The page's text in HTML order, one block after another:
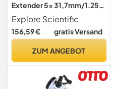
Extender 5x 31,7mm/1.25"
Barlowlinse zur Erhöhung
der Brennweite für
Teleskope
Explore Scientific
156,59 € gratis Versand
ZUM ANGEBOT